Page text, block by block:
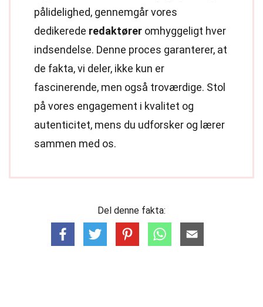
pålidelighed, gennemgår vores
dedikerede redaktører omhyggeligt hver
indsendelse. Denne proces garanterer, at
de fakta, vi deler, ikke kun er
fascinerende, men også troværdige. Stol
på vores engagement i kvalitet og
autenticitet, mens du udforsker og lærer
sammen med os.
Del denne fakta: